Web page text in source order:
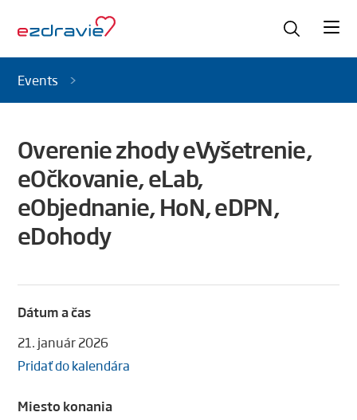
Events
Overenie zhody eVyšetrenie,
eOčkovanie, eLab,
eObjednanie, HoN, eDPN,
eDohody
Dátum a čas
21. január 2026
Pridať do kalendára
Miesto konania